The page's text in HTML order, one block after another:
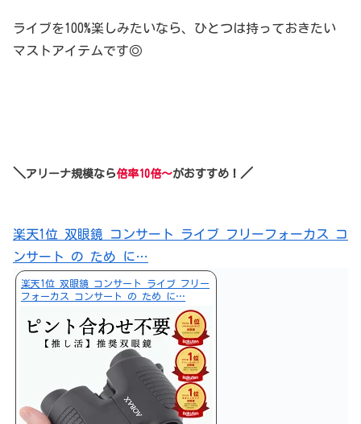
ライブを100%楽しみたいなら、ひとつは持っておきたい
マストアイテムです◎
＼ アリーナ規模なら倍率10倍～がおすすめ！ ／
楽天1位 双眼鏡 コンサート ライブ フリーフォーカス コ
ンサート の ため に…
楽天1位 双眼鏡 コンサート ライブ フリー
フォーカス コンサート の ため に…